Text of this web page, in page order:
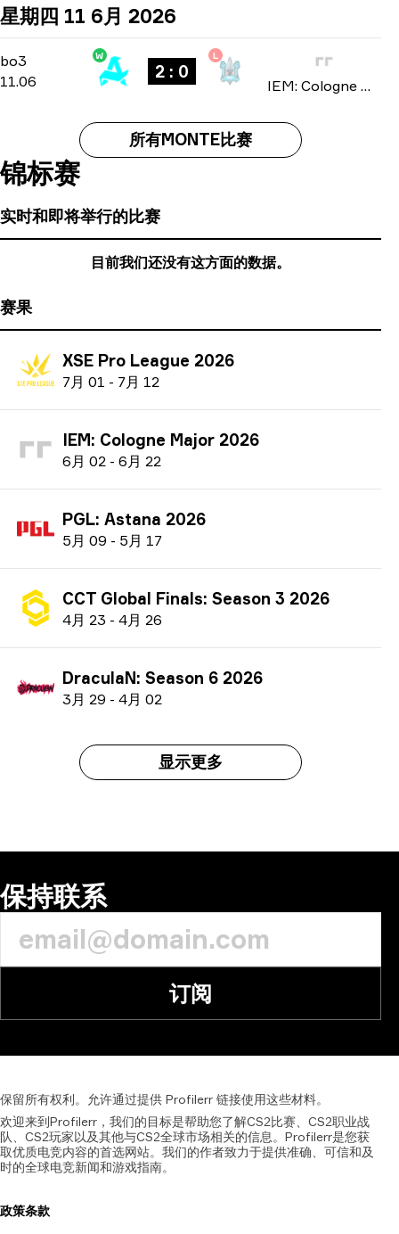
星期四 11 6月 2026
bo3
bo3
11.06
W
2 : 0
L
IEM: Cologne Major 2026
所有MONTE比赛
锦标赛
实时和即将举行的比赛
目前我们还没有这方面的数据。
赛果
XSE Pro League 2026
7月 01 - 7月 12
IEM: Cologne Major 2026
6 月 02 - 6 月 22
PGL: Astana 2026
5 月 09 - 5 月 17
CCT Global Finals: Season 3 2026
4月 23 - 4月 26
DraculaN: Season 6 2026
3 月 29 - 4月 02
显示更多
保持联系
订阅
保留所有权利。允许通过提供 Profilerr 链接使用这些材料。
欢迎来到Profilerr，我们的目标是帮助您了解CS2比赛、CS2职业战
队、CS2玩家以及其他与CS2全球市场相关的信息。Profilerr是您获
取优质电竞内容的首选网站。我们的作者致力于提供准确、可信和及
时的全球电竞新闻和游戏指南。
政策条款